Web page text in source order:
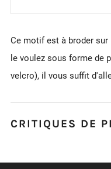
Ce motif est à broder
le voulez sous forme de
velcro), il vous suffit
CRITIQUES DE